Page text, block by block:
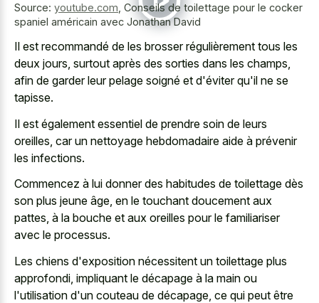
Source: youtube.com Conseils de toilettage pour le cocker
spaniel américain avec Jonathan David
Il est recommandé de les brosser régulièrement tous les
deux jours, surtout après des sorties dans les champs,
afin de garder leur pelage soigné et d'éviter qu'il ne se
tapisse.
Il est également essentiel de prendre soin de leurs
oreilles, car un nettoyage hebdomadaire aide à prévenir
les infections.
Commencez à lui donner des habitudes de toilettage dès
son plus jeune âge, en le touchant doucement aux
pattes, à la bouche et aux oreilles pour le familiariser
avec le processus.
Les chiens d'exposition nécessitent un toilettage plus
approfondi, impliquant le décapage à la main ou
l'utilisation d'un couteau de décapage, ce qui peut être